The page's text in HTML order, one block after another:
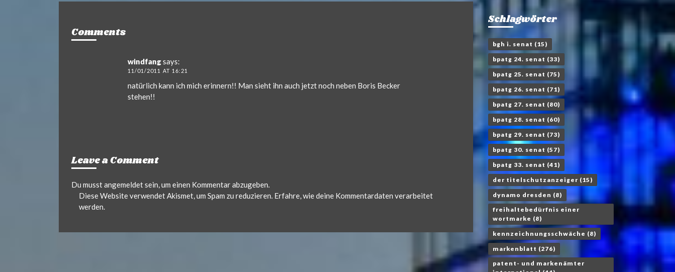
dComments
windfangsays:
11/01/2011 AT 16:21
natürlich kann ich mich erinnern!! Man sieht ihn auch jetzt noch neben Boris Becker
stehen!!
Leave a Comment
Du musstangemeldetsein, um einen Kommentar abzugeben.
Diese Website verwendet Akismet, um Spam zu reduzieren. Erfahre, wie deine Kommentardaten verarbeitet
werden.
Schlagwörter
bgh i. senat (15)
bpatg 24. senat (33)
bpatg 25. senat (75)
bpatg 26. senat (71)
bpatg 27. senat (80)
bpatg 28. senat (60)
bpatg 29. senat (73)
bpatg 30. senat (57)
bpatg 33. senat (41)
der titelschutzanzeiger (15)
dynamo dresden (8)
freihaltebedürfnis einer
wortmarke (8)
kennzeichnungsschwäche (8)
markenblatt (276)
patent- und markenämter